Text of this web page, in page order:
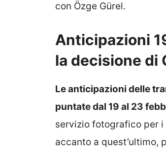
con Özge Gürel.
Anticipazioni
la decisione di
Le anticipazioni delle
puntate dal 19 al 23
servizio fotografico per i
accanto a quest’ultimo,